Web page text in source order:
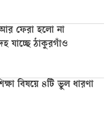
আর ফেরা হলো না
যাচ্ছে ঠাকুরগাঁও
বিষয়ে ৪টি ভুল ধারণা